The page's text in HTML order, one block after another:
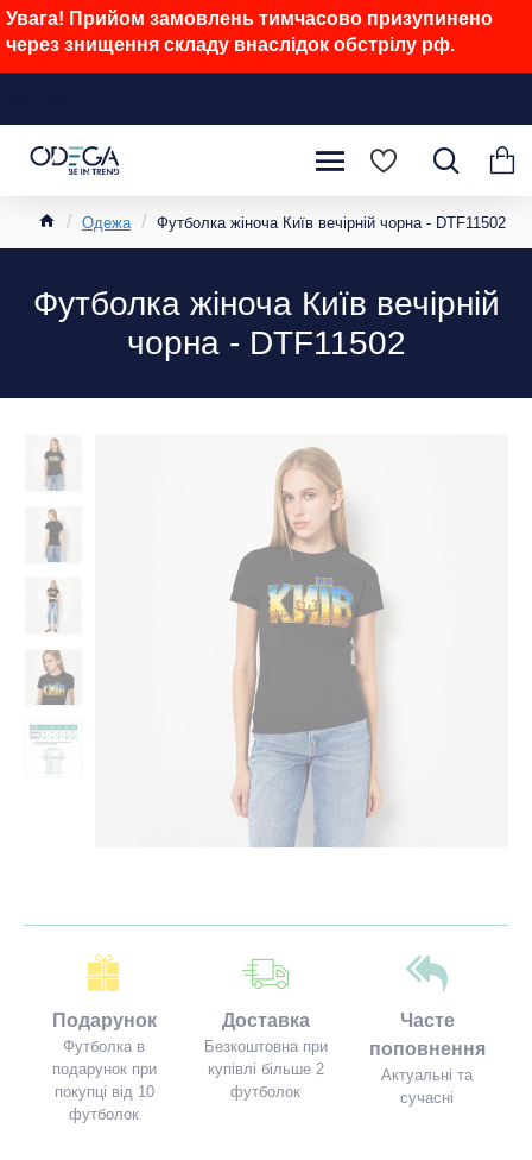
Увага! Прийом замовлень тимчасово призупинено
через знищення складу внаслідок обстрілу рф.
Одежа Футболка жіноча Київ вечірній чорна - DTF11502
Футболка жіноча Київ вечірній
чорна - DTF11502
Подарунок
Футболка в
подарунок при
покупці від 10
футболок
Доставка
Безкоштовна при
купівлі більше 2
футболок
Часте
поповнення
Актуальні та
сучасні